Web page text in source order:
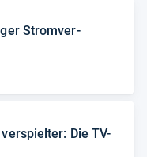
Strom­ver­
Die TV-​